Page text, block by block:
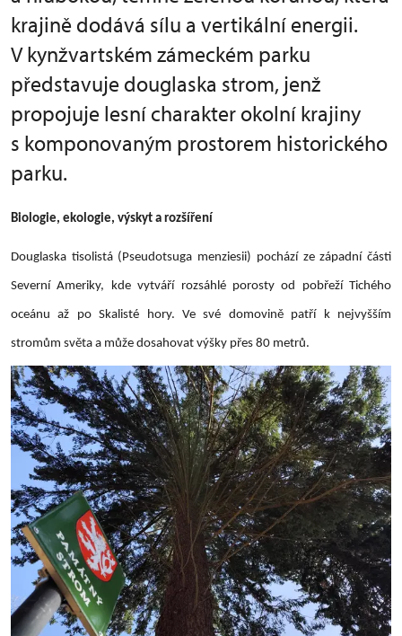
krajině dodává sílu a vertikální energii.
V kynžvartském zámeckém parku
představuje douglaska strom, jenž
propojuje lesní charakter okolní krajiny
s komponovaným prostorem historického
parku.
Biologie, ekologie, výskyt a rozšíření
Douglaska tisolistá (Pseudotsuga menziesii) pochází ze západní části
Severní Ameriky, kde vytváří rozsáhlé porosty od pobřeží Tichého
oceánu až po Skalisté hory. Ve své domovině patří k nejvyšším
stromům světa a může dosahovat výšky přes 80 metrů.